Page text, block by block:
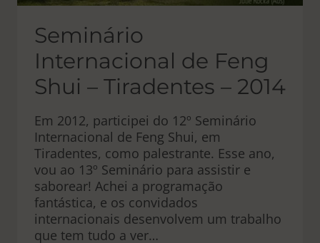
Seminário
Internacional de Feng
Shui – Tiradentes – 2014
Em 2012, participei do 12º Seminário
Internacional de Feng Shui, em
Tiradentes, como palestrante. Esse ano,
vou ao 13º Seminário para assistir e
saborear! Achei a programação
fantástica, e os convidados
internacionais desenvolvem um trabalho
que tem tudo a ver…